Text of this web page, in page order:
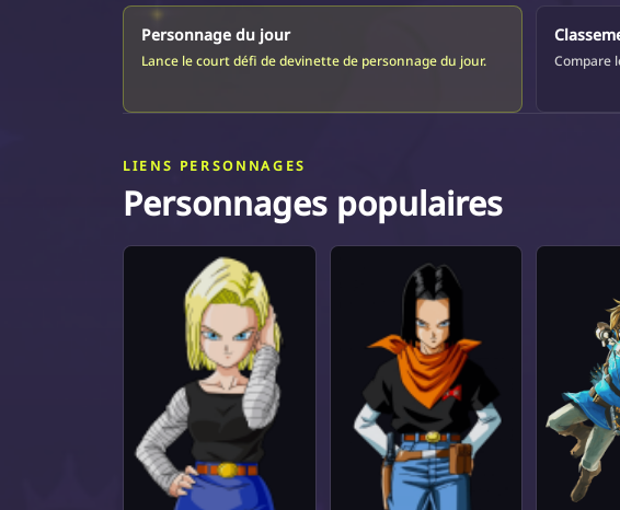
Personnage du jour
Lance le court défi de devinette de personnage du jour. Compare
LIENS PERSONNAGES
Personnages populaires